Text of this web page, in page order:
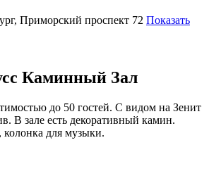
Приморский проспект 72 Показать
Каминный Зал
до 50 гостей. С видом на Зенит
В зале есть декоративный камин.
колонка для музыки.